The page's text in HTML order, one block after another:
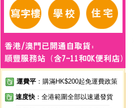
運費平 ：購滿HK$200起免運費政策
速度快 ：全港範圍全部以速遞發貨